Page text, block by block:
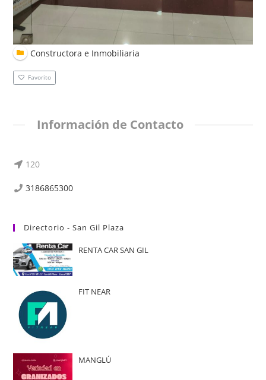
Constructora e Inmobiliaria
Favorito
Información de Contacto
120
3186865300
Directorio - San Gil Plaza
RENTA CAR SAN GIL
FIT NEAR
MANGLÚ